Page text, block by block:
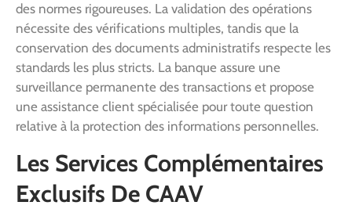
des normes rigoureuses. La validation des opérations
nécessite des vérifications multiples, tandis que la
conservation des documents administratifs respecte les
standards les plus stricts. La banque assure une
surveillance permanente des transactions et propose
une assistance client spécialisée pour toute question
relative à la protection des informations personnelles.
Les Services Complémentaires
Exclusifs De CAAV